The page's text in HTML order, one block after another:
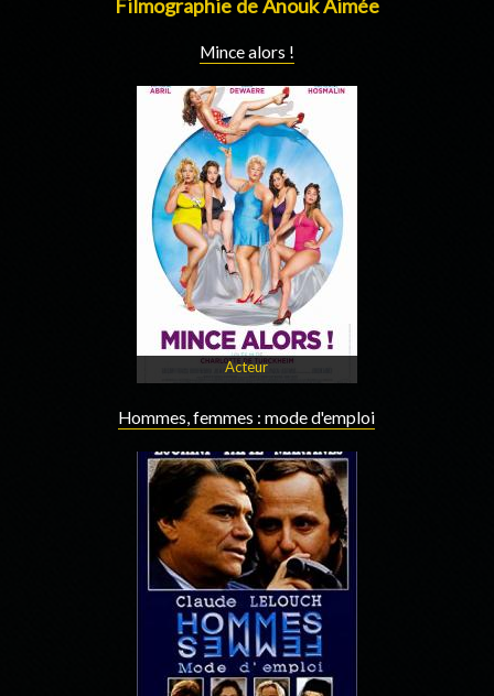
Filmographie de Anouk Aimée
Mince alors !
Acteur
Hommes, femmes : mode d'emploi